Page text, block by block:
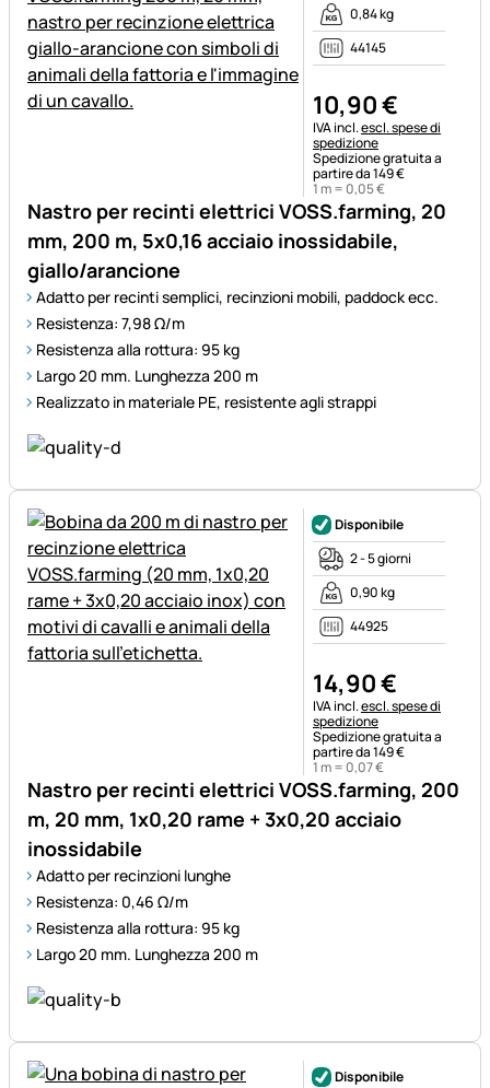
Nastro per recinti elettrici VOSS.farming, 20
mm, 200 m, 5x0,16 acciaio inossidabile,
giallo/arancione
Adatto per recinti semplici, recinzioni mobili, paddock ecc.
Resistenza: 7,98 Ω/m
Resistenza alla rottura: 95 kg
Largo 20 mm. Lunghezza 200 m
Realizzato in materiale PE, resistente agli strappi
0,84 kg
44145
10,90€
Informazioni fiscali:
IVA incl.escl. spese di
spedizione
Spedizione gratuita a
partire da 149 €
1 m = 0,05€
Nastro per recinti elettrici VOSS.farming, 200
m, 20 mm, 1x0,20 rame + 3x0,20 acciaio
inossidabile
Adatto per recinzioni lunghe
Resistenza: 0,46 Ω/m
Resistenza alla rottura: 95 kg
Largo 20 mm. Lunghezza 200 m
Disponibile
2 - 5 giorni
0,90 kg
44925
14,90€
Informazioni fiscali:
IVA incl.escl. spese di
spedizione
Spedizione gratuita a
partire da 149 €
1 m = 0,07€
Disponibile